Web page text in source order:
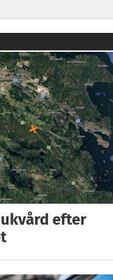
efter